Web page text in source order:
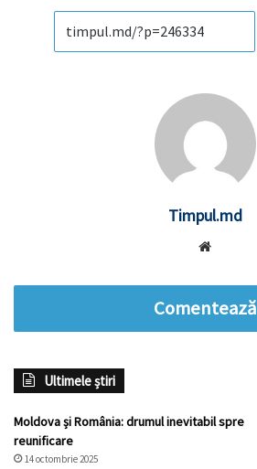
Timpul.md
Comentează
Ultimele știri
Moldova și România: drumul inevitabil spre
reunificare
14 octombrie 2025